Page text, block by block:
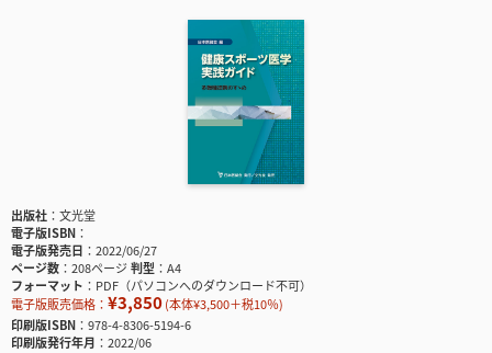
出版社
文光堂
電子版ISBN
電子版発売日
2022/06/27
ページ数
208ページ判型
A4
フォーマット
PDF（パソコンへのダウンロード不可）
電子版販売価格： ¥3,850(本体¥3,500＋税10％)
印刷版ISBN
978-4-8306-5194-6
印刷版発行年月
2022/06